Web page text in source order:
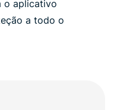
o aplicativo
a todo o